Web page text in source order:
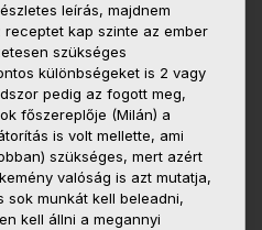
leírás, majdnem
kap szinte az ember
szükséges
különbségeket is 2 vagy
pedig az fogott meg,
főszereplője (Milán) a
is volt mellette, ami
szükséges, mert azért
valóság is azt mutatja,
sok munkát kell beleadni,
kell állni a megannyi